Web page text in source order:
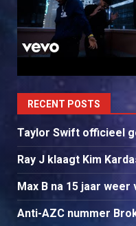
RECENT POSTS
Taylor Swift officieel
Ray J klaagt Kim
Max B na 15 jaar
Anti-AZC nummer